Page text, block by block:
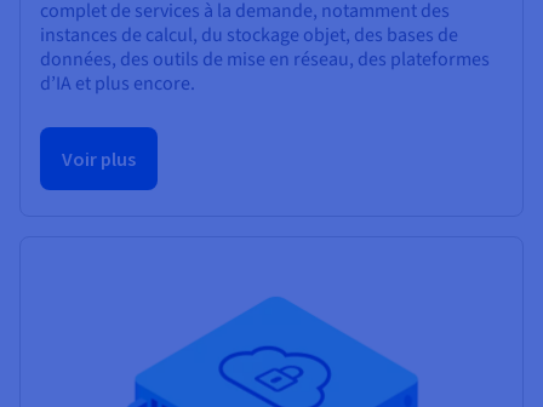
complet de services à la demande, notamment des
instances de calcul, du stockage objet, des bases de
données, des outils de mise en réseau, des plateformes
d’IA et plus encore.
Voir plus